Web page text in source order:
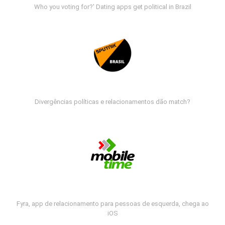
Who you voting for?' Dating apps get political in Brazil
Divergências políticas e relacionamentos dão match?
Fyra, app de relacionamento para pessoas de esquerda, chega ao
iOS